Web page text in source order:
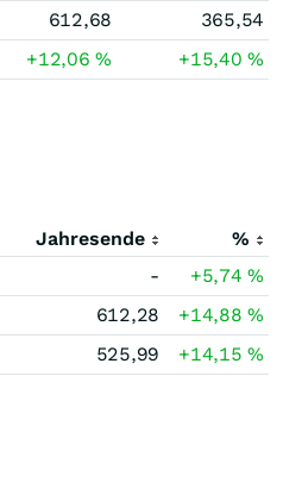
612,68
365,54
+12,06% +15,40%
Jahresende
%
- +5,74%
612,28 +14,88%
525,99 +14,15%